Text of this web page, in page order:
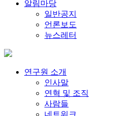
알림마당
일반공지
언론보도
뉴스레터
연구원 소개
인사말
연혁 및 조직
사람들
네트워크